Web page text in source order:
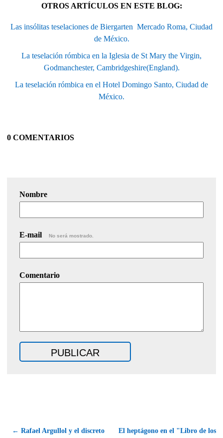
OTROS ARTÍCULOS EN ESTE BLOG:
Las insólitas teselaciones de Biergarten  Mercado Roma, Ciudad
de México.
La teselación rómbica en la Iglesia de St Mary the Virgin,
Godmanchester, Cambridgeshire(England).
La teselación rómbica en el Hotel Domingo Santo, Ciudad de
México.
0 COMENTARIOS
Nombre
E-mail No será mostrado.
Comentario
← Rafael Argullol y el discreto El heptágono en el "Libro de los